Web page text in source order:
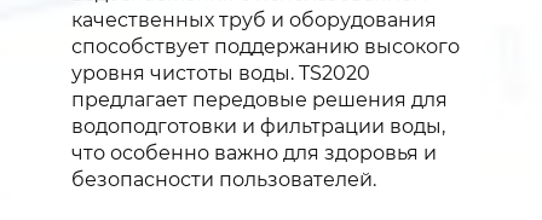
качественных труб и оборудования
способствует поддержанию высокого
уровня чистоты воды. TS2020
предлагает передовые решения для
водоподготовки и фильтрации воды,
что особенно важно для здоровья и
безопасности пользователей.